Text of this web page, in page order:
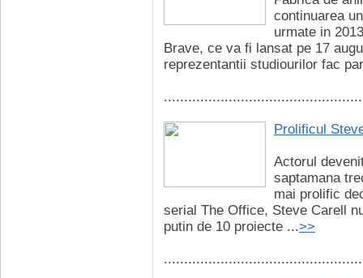
continuarea
urmate in
Brave, ce va fi lansat pe 17
reprezentantii studiourilor fac
Prolificul
Actorul
saptamana
mai prolific
serial The Office, Steve Carell
putin de 10 proiecte ...>>